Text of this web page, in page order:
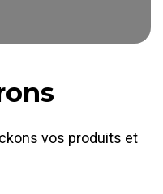
vos produits et